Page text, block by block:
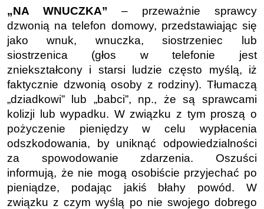
„NA WNUCZKA” – przeważnie sprawcy
dzwonią na telefon domowy, przedstawiając się
jako wnuk, wnuczka, siostrzeniec lub
siostrzenica (głos w telefonie jest
zniekształcony i starsi ludzie często myślą, iż
faktycznie dzwonią osoby z rodziny). Tłumaczą
„dziadkowi” lub „babci”, np., że są sprawcami
kolizji lub wypadku. W związku z tym proszą o
pożyczenie pieniędzy w celu wypłacenia
odszkodowania, by uniknąć odpowiedzialności
za spowodowanie zdarzenia. Oszuści
informują, że nie mogą osobiście przyjechać po
pieniądze, podając jakiś błahy powód. W
związku z czym wyślą po nie swojego dobrego